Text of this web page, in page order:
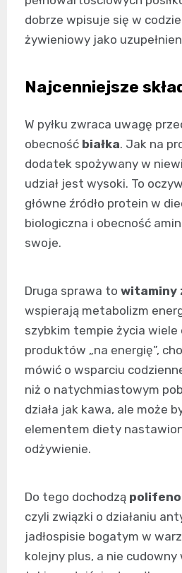
dobrze wpisuje się w
żywieniowy jako
Najcenniejsze
W pyłku zwraca uwagę
obecność białka. Jak na
dodatek spożywany w
udział jest wysoki. To
główne źródło protein w
biologiczna i obecność
swoje.
Druga sprawa to witaminy
wspierają metabolizm
szybkim tempie życia wiele
produktów „na energię”,
mówić o wsparciu
niż o natychmiastowym
działa jak kawa, ale może
elementem diety
odżywienie.
Do tego dochodzą
czyli związki o działaniu
jadłospisie bogatym w
kolejny plus, a nie cudowny